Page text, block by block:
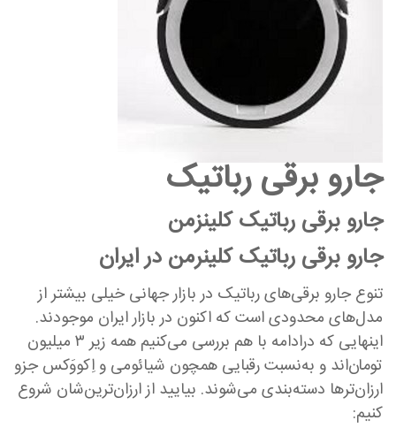
جارو برقی رباتیک
جارو برقی رباتیک کلینزمن
جارو برقی رباتیک کلینرمن در ایران
تنوع جارو برقی‌های رباتیک در بازار جهانی خیلی بیشتر از
مدل‌های محدودی است که اکنون در بازار ایران موجودند.
اینهایی که درادامه با هم بررسی می‌کنیم همه زیر ۳ میلیون
تومان‌اند و به‌نسبت رقبایی همچون شیائومی و اِکووَکس جزو
ارزان‌ترها دسته‌بندی می‌شوند. بیایید از ارزان‌ترین‌شان شروع
کنیم: